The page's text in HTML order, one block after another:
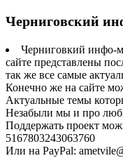
Черниговский
Черниговкий инфо-
сайте представлены
так же все самые
Конечно же на сайте
Актуальные темы
Незабыли мы и про
Поддержать проект
5167803243063760
Или на PayPal: